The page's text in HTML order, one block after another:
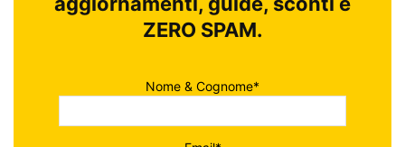
ZERO SPAM.
Nome & Cognome*